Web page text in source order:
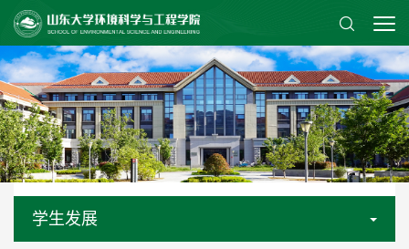
学生发展